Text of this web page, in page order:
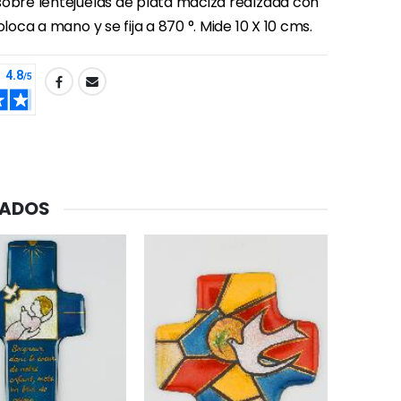
Deja tu Vela de Novena en Lourdes
€12.00
a mano y se fija a 870 °. Mide 10 X 10 cms.